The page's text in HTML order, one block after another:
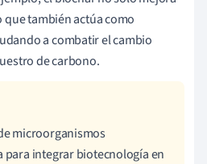
que también actúa como
a combatir el cambio
de carbono.
microorganismos
para integrar biotecnología en